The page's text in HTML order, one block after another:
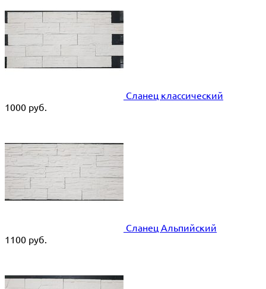
Сланец классический
1000 руб.
Сланец Альпийский
1100 руб.